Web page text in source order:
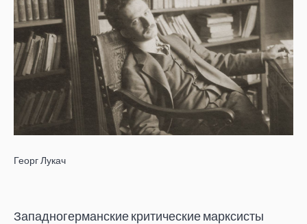
Георг Лукач
Западногерманские критические марксисты